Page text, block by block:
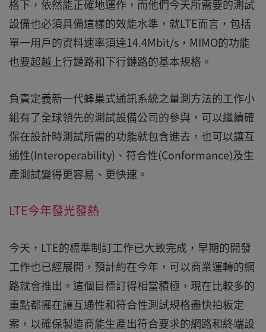
格下，依然能正確地運作，而他們今天所需要的測試
設備也必須具備這樣的效能水準，就LTE而言，包括
單一用戶的資料速率須達14.4Mbit/s，MIMO的功能
也要超越上行鏈路和下行鏈路的基本規格。
負責定義新一代蜂巢式通訊系統之量測方法的工作小
組有了全球領先的測試設備公司的參與，可以繼續確
保在設計時測試所需的功能就包含進去，也可以讓互
通性(Interoperability)、符合性(Conformance)及生
產測試變得更容易、更快速。
LTE今年發光發熱
今天，LTE的標準制訂工作已大致完成，早期的開發
工作也已經展開，預計約在今年，可以商業運轉的網
路就會推出。這個目標訂得相當積極，現在比較多的
重點都擺在讓互通性和符合性測試規格盡快拍板定
案，以確保製造商能生產出符合要求的網路和終端設